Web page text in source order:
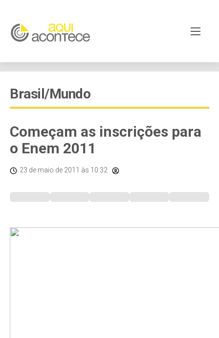
Brasil/Mundo
Começam as inscrições para
o Enem 2011
23 de maio de 2011 às 10:32